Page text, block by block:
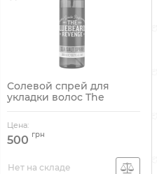
Солевой спрей для
укладки волос The
Артикул:
Цена:
500 грн
Нет на складе